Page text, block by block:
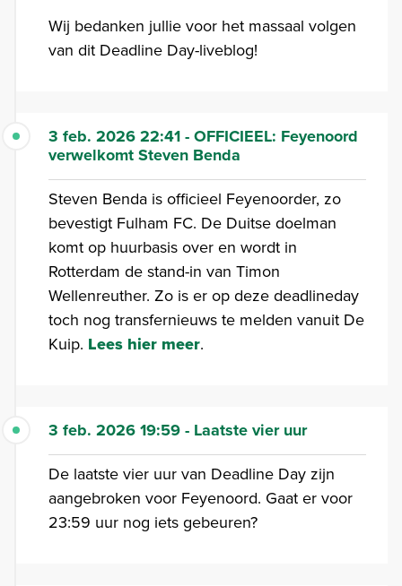
Wij bedanken jullie voor het massaal volgen
van dit Deadline Day-liveblog!
3 feb. 2026 22:41 - OFFICIEEL: Feyenoord
verwelkomt Steven Benda
Steven Benda is officieel Feyenoorder, zo
bevestigt Fulham FC. De Duitse doelman
komt op huurbasis over en wordt in
Rotterdam de stand-in van Timon
Wellenreuther. Zo is er op deze deadlineday
toch nog transfernieuws te melden vanuit De
Kuip. Lees hier meer.
3 feb. 2026 19:59 - Laatste vier uur
De laatste vier uur van Deadline Day zijn
aangebroken voor Feyenoord. Gaat er voor
23:59 uur nog iets gebeuren?